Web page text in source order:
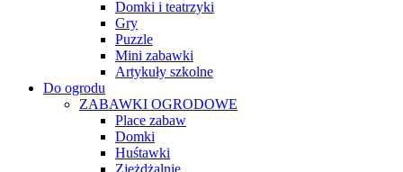
Domki i teatrzyki
Gry
Puzzle
Mini zabawki
Artykuły szkolne
Do ogrodu
ZABAWKI OGRODOWE
Place zabaw
Domki
Huśtawki